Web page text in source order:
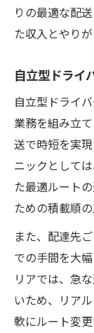
りの最適な配
た収入とやり
自立型ドライ
自立型ドライ
業務を組み立
送で時短を実
ニックとして
た最適ルート
ための積載順の
また、配達先
での手間を大
リアでは、急
いため、リア
軟にルート変